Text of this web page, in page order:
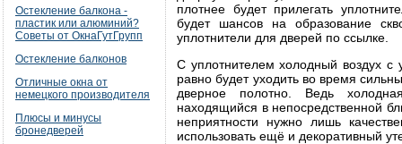
Остекление балкона -
пластик или алюминий?
Советы от ОкнаГутГрупп
Остекление балконов
Отличные окна от
немецкого производителя
Плюсы и минусы
бронедверей
плотнее будет прилегать
будет шансов на образование
уплотнители для дверей по ссылке.
С уплотнителем холодный воздух с
равно будет уходить во время
дверное полотно. Ведь
находящийся в непосредственной
неприятности нужно лишь
использовать ещё и декоративный